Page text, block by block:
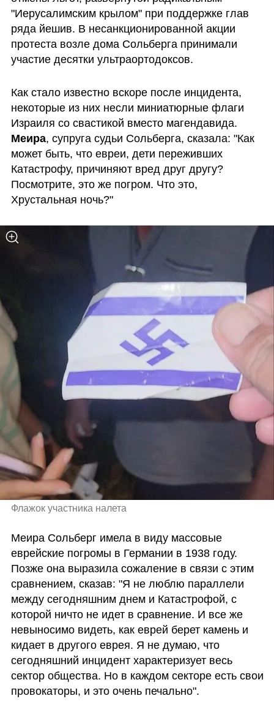
"Иерусалимским крылом" при поддержке глав
ряда йешив. В несанкционированной акции
протеста возле дома Сольберга принимали
участие десятки ультраортодоксов.
Как стало известно вскоре после инцидента,
некоторые из них несли миниатюрные флаги
Меира, супруга судьи Сольберга, сказала: "Как
может быть, что евреи, дети переживших
Катастрофу, причиняют вред друг другу?
Посмотрите, это же погром. Что это,
Хрустальная ночь?"
Флажок участника налета
Меира Сольберг имела в виду массовые
еврейские погромы в Германии в 1938 году.
Позже она выразила сожаление в связи с этим
сравнением, сказав: "Я не люблю параллели
между сегодняшним днем и Катастрофой, с
которой ничто не идет в сравнение. И все же
невыносимо видеть, как еврей берет камень и
кидает в другого еврея. Я не думаю, что
сегодняшний инцидент характеризует весь
сектор общества. Но в каждом секторе есть свои
провокаторы, и это очень печально".